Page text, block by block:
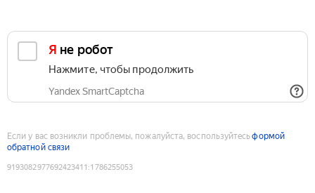
Я не робот
Нажмите, чтобы продолжить
Yandex SmartCaptcha
Если у вас возникли проблемы, пожалуйста, воспользуйтесьформой
обратной связи
9193082977692423411 :1786255053